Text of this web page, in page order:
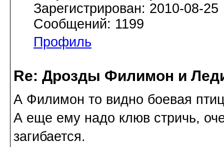
Зарегистрирован: 2010-08-25
Сообщений: 1199
Профиль
Re: Дрозды Филимон и
А Филимон то видно боевая
А еще ему надо клюв стричь,
загибается.